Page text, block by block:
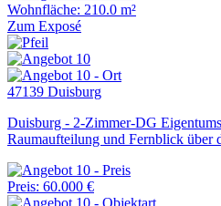
Wohnfläche: 210.0 m²
Zum Exposé
47139 Duisburg
Duisburg - 2-Zimmer-DG
Raumaufteilung und Fernblick über
Preis: 60.000 €